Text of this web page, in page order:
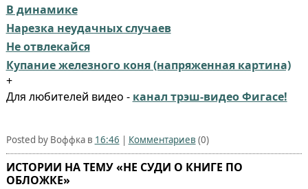
В динамике
Нарезка неудачных случаев
Не отвлекайся
Купание железного коня (напряженная картина)
+
Для любителей видео - канал трэш-видео Фигасе!
Posted by Воффка в 16:46 | Комментариев (0)
ИСТОРИИ НА ТЕМУ «НЕ СУДИ О КНИГЕ ПО
ОБЛОЖКЕ»⁠⁠